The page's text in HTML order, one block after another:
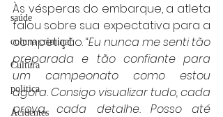
saúde
coluna criminal
Cultura
politica
Acidentes
Às vésperas do embarque, a atleta
falou sobre sua expectativa para a
competição. “Eu nunca me senti tão
preparada e tão confiante para
um campeonato como estou
agora. Consigo visualizar tudo, cada
prova, cada detalhe. Posso até